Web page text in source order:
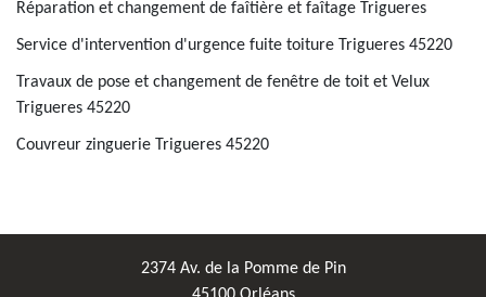
Réparation et changement de faîtière et faîtage Trigueres
Service d'intervention d'urgence fuite toiture Trigueres 45220
Travaux de pose et changement de fenêtre de toit et Velux
Trigueres 45220
Couvreur zinguerie Trigueres 45220
2374 Av. de la Pomme de Pin